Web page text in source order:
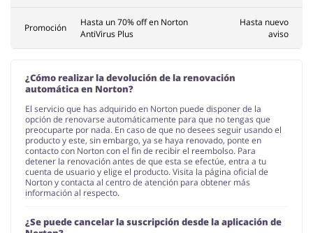
Promoción
Hasta un 70% off en Norton
AntiVirus Plus
Hasta nuevo
aviso
¿Cómo realizar la devolución de la renovación
automática en Norton?
El servicio que has adquirido en Norton puede disponer de la
opción de renovarse automáticamente para que no tengas que
preocuparte por nada. En caso de que no desees seguir usando el
producto y este, sin embargo, ya se haya renovado, ponte en
contacto con Norton con el fin de recibir el reembolso. Para
detener la renovación antes de que esta se efectúe, entra a tu
cuenta de usuario y elige el producto. Visita la página oficial de
Norton y contacta al centro de atención para obtener más
información al respecto.
¿Se puede cancelar la suscripción desde la aplicación de